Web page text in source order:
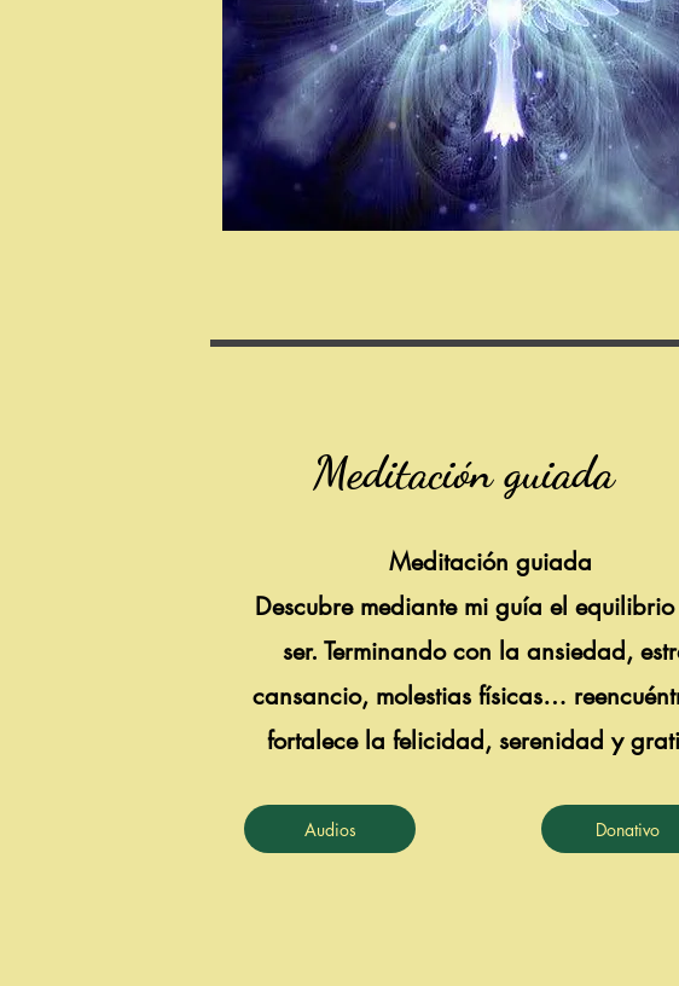
Meditación guiada
Meditación guiada
Descubre mediante mi guía el
ser. Terminando con la ansiedad,
cansancio, molestias físicas…
fortalece la felicidad, serenidad y
Audios Donativo